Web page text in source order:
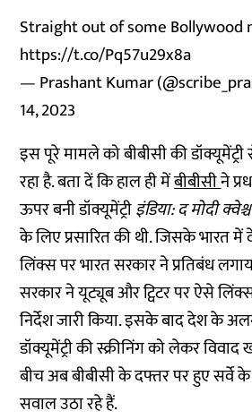
Straight out of some Bollywood
https://t.co/Pq57u29x8a
— Prashant Kumar
14, 2023
इस पूरे मामले को बीबीसी की
रहा है. बता दें कि हाल ही मेंबीबीसीने
ऊपर बनी डॉक्यूमेंट्रीइंडिया: द मोदी
के लिए प्रसारित की थी. जिसके भारत
लिंक्स पर भारत सरकार ने प्रतिबंध
सरकार ने यूट्यूब और ट्विटर पर ऐसे
निर्देश जारी किया. इसके बाद देश के
डॉक्यूमेंट्री की स्क्रीनिंग को लेकर
बीच अब बीबीसी के दफ्तर पर हुए
सवाल उठा रहे हैं.